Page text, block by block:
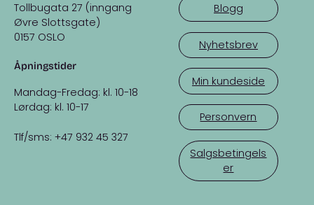
Tollbugata 27 (inngang
Øvre Slottsgate)
0157 OSLO
Åpningstider
Mandag-Fredag: kl. 10-18
Lørdag: kl. 10-17
Tlf/sms: +47 932 45 327
Blogg
Nyhetsbrev
Min kundeside
Personvern
Salgsbetingels
er